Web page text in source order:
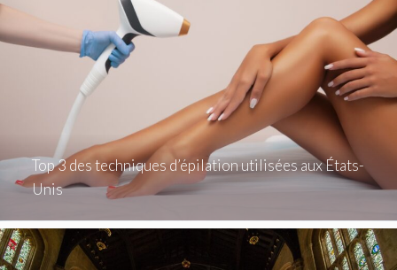
Top 3 des techniques d’épilation utilisées aux États-
Unis